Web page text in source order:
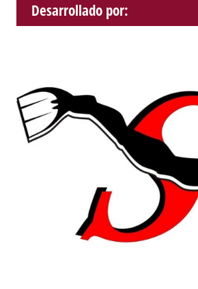
Desarrollado por: